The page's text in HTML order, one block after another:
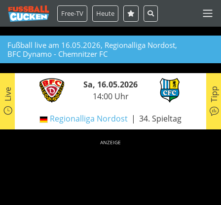
Free-TV Heute
Fußball live am 16.05.2026, Regionalliga Nordost,
BFC Dynamo - Chemnitzer FC
Live
Sa, 16.05.2026
14:00 Uhr
Regionalliga Nordost 34. Spieltag
Tipp
ANZEIGE